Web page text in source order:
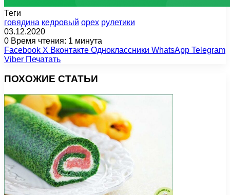
Теги
говядина кедровый орех рулетики
03.12.2020
0 Время чтения: 1 минута
Facebook X Вконтакте Одноклассники WhatsApp Telegram
Viber Печатать
ПОХОЖИЕ СТАТЬИ